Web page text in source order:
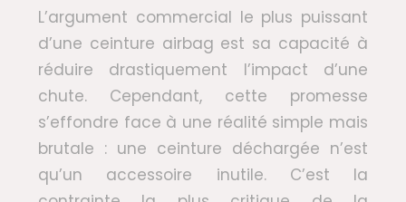
L’argument commercial le plus puissant
d’une ceinture airbag est sa capacité à
réduire drastiquement l’impact d’une
chute. Cependant, cette promesse
s’effondre face à une réalité simple mais
brutale : une ceinture déchargée n’est
qu’un accessoire inutile. C’est la